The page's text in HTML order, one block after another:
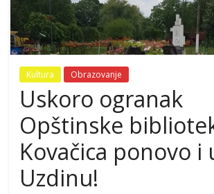
Kultura Obrazovanje
Uskoro ogranak
Opštinske
Kovačica ponovo i
Uzdinu!